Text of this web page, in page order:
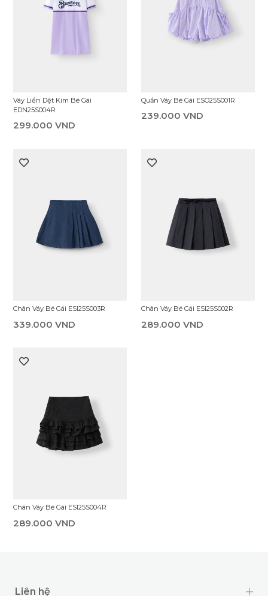
Váy Liền Dệt Kim Bé Gái
EDN25S004R
299.000 VND
Quần Váy Bé Gái ESO25S001R
239.000 VND
Chân Váy Bé Gái ESI25S003R
339.000 VND
Chân Váy Bé Gái ESI25S002R
289.000 VND
Chân Váy Bé Gái ESI25S004R
289.000 VND
Liên hệ